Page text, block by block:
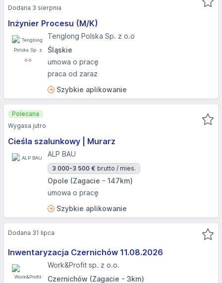
Inżynier Procesu (M/K)
Tenglong Polska Sp. z o.o
Śląskie
umowa o pracę
praca od zaraz
Szybkie aplikowanie
Dodana 3 sierpnia
Cieśla szalunkowy | Murarz
ALP BAU
3 000-3 500 € brutto / mies.
Opole (Zagacie - 147km)
umowa o pracę
Szybkie aplikowanie
Polecana
Wygasa jutro
Inwentaryzacja Czernichów 11.08.2026​
Work&Profit sp. z o.o.
Czernichów (Zagacie - 3km)
Dodana 31 lipca